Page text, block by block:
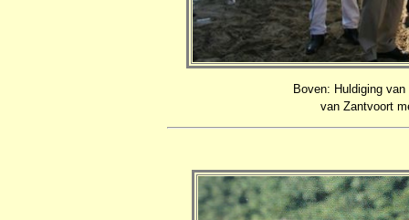
Boven: Huldiging
van Zantvoort